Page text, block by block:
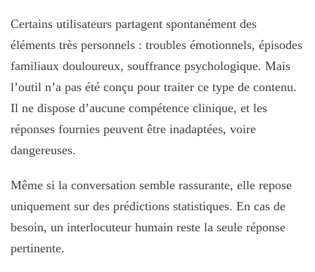
Certains utilisateurs partagent spontanément des
éléments très personnels : troubles émotionnels, épisodes
familiaux douloureux, souffrance psychologique. Mais
l’outil n’a pas été conçu pour traiter ce type de contenu.
Il ne dispose d’aucune compétence clinique, et les
réponses fournies peuvent être inadaptées, voire
dangereuses.
Même si la conversation semble rassurante, elle repose
uniquement sur des prédictions statistiques. En cas de
besoin, un interlocuteur humain reste la seule réponse
pertinente.